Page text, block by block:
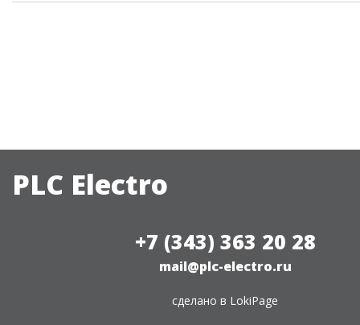
PLC Electro
+7 (343) 363 20 28
mail@plc-electro.ru
сделано в LokiPage